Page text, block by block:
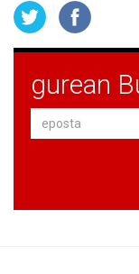
gurean